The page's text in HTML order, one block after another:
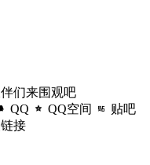
们来围观吧
QQ QQ空间 贴吧
接